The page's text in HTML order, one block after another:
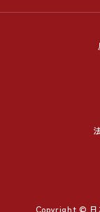
Copyright © 日